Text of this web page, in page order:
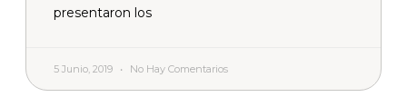
presentaron los
5 Junio, 2019 No Hay Comentarios